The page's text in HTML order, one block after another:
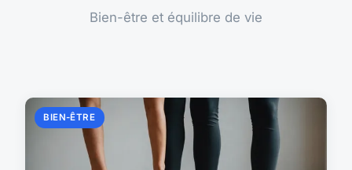
Bien-être et équilibre de vie
BIEN-ÊTRE